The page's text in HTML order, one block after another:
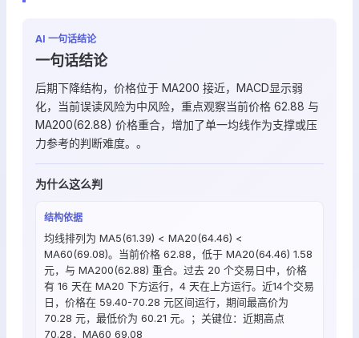
AI 一句话结论
一句话结论
后期下降结构，价格位于 MA200 接近，MACD显示弱
化，当前误读风险为中风险，重点观察当前价格 62.88 与
MA200(62.88) 价格重合，增加了单一均线作为支撑或压
力参考的判断难度。。
为什么这么判
结构依据
均线排列为 MA5(61.39) < MA20(64.46) <
MA60(69.08)。当前价格 62.88，低于 MA20(64.46) 1.58
元，与 MA200(62.88) 重合。过去 20 个交易日中，价格
有 16 天在 MA20 下方运行，4 天在上方运行。近14个交易
日，价格在 59.40-70.28 元区间运行，期间最高价为
70.28 元，最低价为 60.21 元。；关键位：近期高点
70.28，MA60 69.08